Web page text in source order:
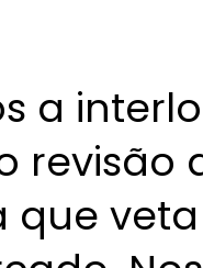
a
revisão
que